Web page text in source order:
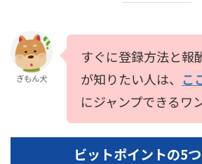
ぎもん犬
すぐに登録方法と報
が知りたい人は、 こ
にジャンプできるワ
ビットポイントの5